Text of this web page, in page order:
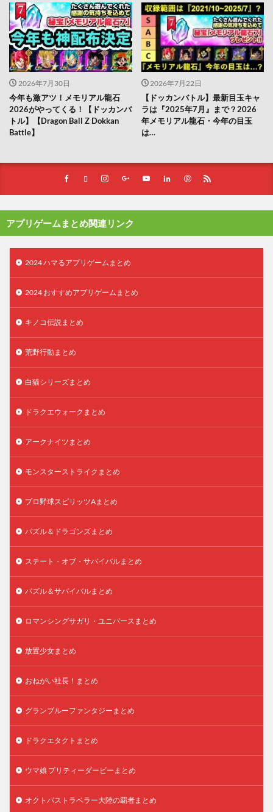
2026年7月30日
今年も激アツ！メモリアル龍石
2026がやってくる！【ドッカンバ
トル】【Dragon Ball Z Dokkan
Battle】
2026年7月22日
【ドッカンバトル】最新目玉キャ
ラは『2025年7月』まで？2026
年メモリアル龍石・今年の目玉
は…
アプリゲームまとめ関連リンク
2024 ハマるアプリゲームまとめ
2024 おすすめアプリゲームまとめ
キノコ伝説まとめ
荒野行動まとめ
白猫シリーズまとめ
ドラクエウォークまとめ
アークナイツまとめ
モンスターストライクまとめ
プロ野球スピリッツAまとめ
パズル＆ドラゴンズまとめ
ステート・オブ・サバイバルまとめ
パズル＆サバイバルまとめ
ロマンシングサガリ・ユニバースまとめ
放置少女まとめ
おねがい社長！まとめ
グランブルーファンタジーまとめ
ドラクエタクトまとめ
ウマ娘 プリティーダービーまとめ
オクトパストラベラー大陸の覇者まとめ